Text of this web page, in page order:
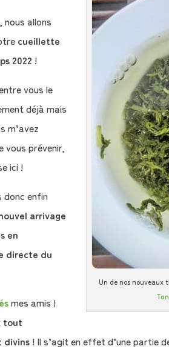
Un de nos nouveaux
nous allons
cueillette
2022 !
vous le
déjà mais
m’avez
vous prévenir,
ici !
donc enfin
arrivage
en
directe du
mes amis !
tout
divins ! Il s’agit en effet d’une partie